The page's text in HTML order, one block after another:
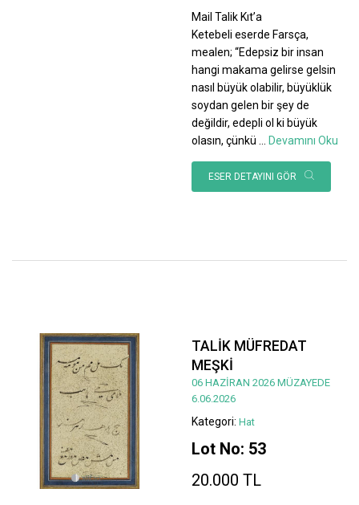
Mail Talik Kıt’a
Ketebeli eserde Farsça,
mealen; “Edepsiz bir insan
hangi makama gelirse gelsin
nasıl büyük olabilir, büyüklük
soydan gelen bir şey de
değildir, edepli ol ki büyük
olasın, çünkü ... Devamını Oku
ESER DETAYINI GÖR
TALİK MÜFREDAT
MEŞKİ
06 HAZİRAN 2026 MÜZAYEDE
6.06.2026
Kategori: Hat
Lot No: 53
20.000 TL